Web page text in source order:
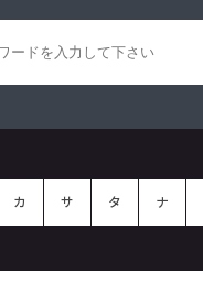
カ サ タ ナ